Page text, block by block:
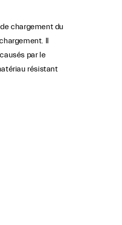
chargement du
Il
par le
résistant